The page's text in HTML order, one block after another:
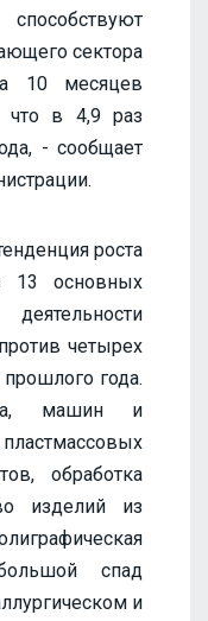
сектора
10 месяцев
что в 4,9 раз
- сообщает
роста
13 основных
четырех
года.
машин и
обработка
изделий из
спад
и